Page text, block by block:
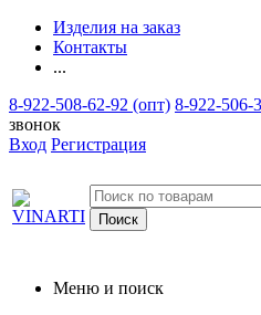
Изделия на заказ
Контакты
...
8-922-508-62-92 (опт) 8-922-506-
звонок
Вход Регистрация
Меню и поиск